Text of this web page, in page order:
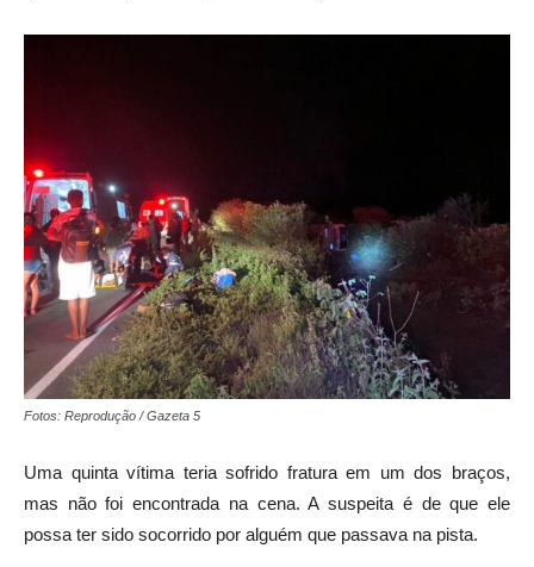
Fotos: Reprodução / Gazeta 5
Uma quinta vítima teria sofrido fratura em um dos braços,
mas não foi encontrada na cena. A suspeita é de que ele
possa ter sido socorrido por alguém que passava na pista.